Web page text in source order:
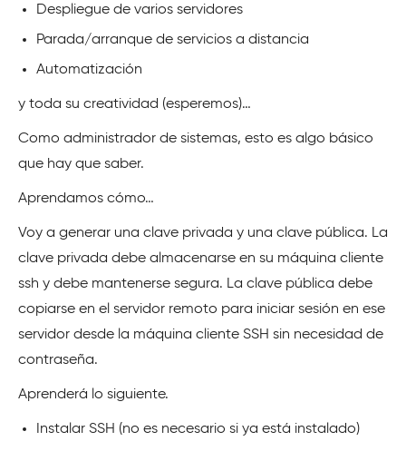
Despliegue de varios servidores
Parada/arranque de servicios a distancia
Automatización
y toda su creatividad (esperemos)…
Como administrador de sistemas, esto es algo básico
que hay que saber.
Aprendamos cómo…
Voy a generar una clave privada y una clave pública. La
clave privada debe almacenarse en su máquina cliente
ssh y debe mantenerse segura. La clave pública debe
copiarse en el servidor remoto para iniciar sesión en ese
servidor desde la máquina cliente SSH sin necesidad de
contraseña.
Aprenderá lo siguiente.
Instalar SSH (no es necesario si ya está instalado)